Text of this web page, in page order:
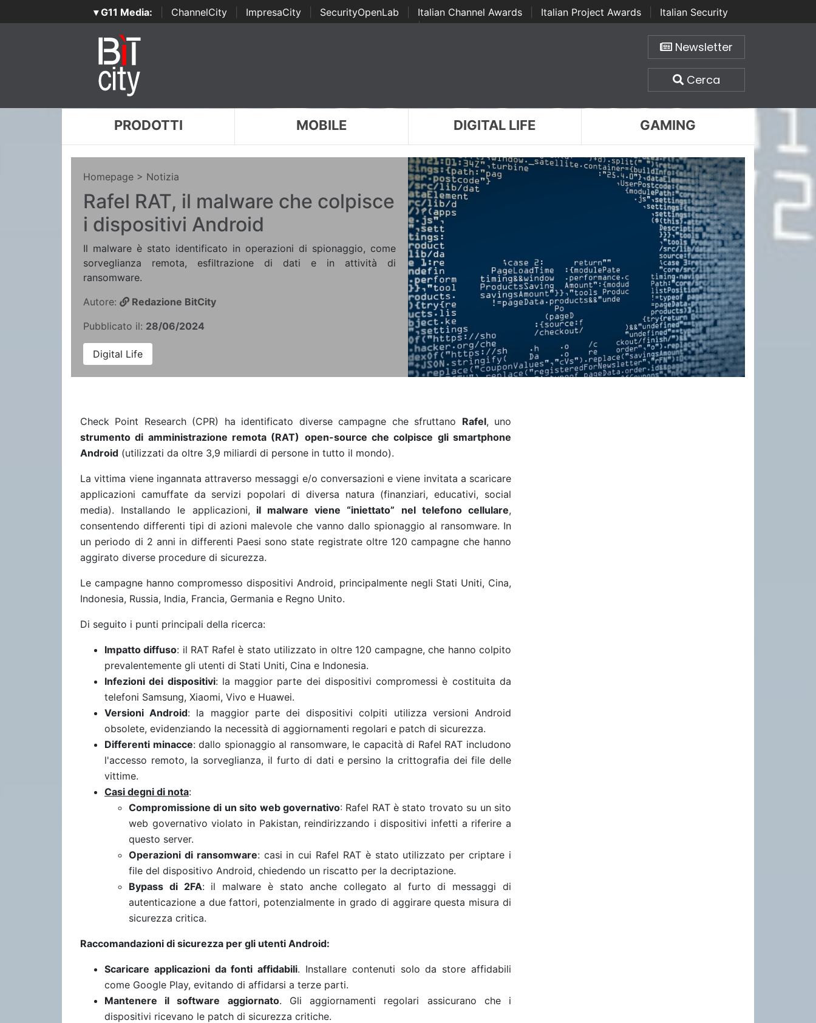
▾ G11 Media: ChannelCity ImpresaCity SecurityOpenLab Italian Channel Awards Italian Project Awards
Italian Security
Awards | ...
Newsletter
Cerca
PRODOTTI MOBILE DIGITAL LIFE GAMING
Homepage > Notizia
Rafel RAT, il malware che colpisce
i dispositivi Android
Il malware è stato identificato in operazioni di spionaggio, come
sorveglianza remota, esfiltrazione di dati e in attività di
ransomware.
Autore:
Redazione BitCity
Pubblicato il: 28/06/2024
Digital Life
Check Point Research (CPR) ha identificato diverse campagne che sfruttano Rafel, uno
strumento di amministrazione remota (RAT) open-source che colpisce gli smartphone
Android (utilizzati da oltre 3,9 miliardi di persone in tutto il mondo).
La vittima viene ingannata attraverso messaggi e/o conversazioni e viene invitata a scaricare
applicazioni camuffate da servizi popolari di diversa natura (finanziari, educativi, social
media). Installando le applicazioni, il malware viene “iniettato” nel telefono cellulare,
consentendo differenti tipi di azioni malevole che vanno dallo spionaggio al ransomware. In
un periodo di 2 anni in differenti Paesi sono state registrate oltre 120 campagne che hanno
aggirato diverse procedure di sicurezza.
Le campagne hanno compromesso dispositivi Android, principalmente negli Stati Uniti, Cina,
Indonesia, Russia, India, Francia, Germania e Regno Unito.
Di seguito i punti principali della ricerca:
Impatto diffuso: il RAT Rafel è stato utilizzato in oltre 120 campagne, che hanno colpito
prevalentemente gli utenti di Stati Uniti, Cina e Indonesia.
Infezioni dei dispositivi: la maggior parte dei dispositivi compromessi è costituita da
telefoni Samsung, Xiaomi, Vivo e Huawei.
Versioni Android: la maggior parte dei dispositivi colpiti utilizza versioni Android
obsolete, evidenziando la necessità di aggiornamenti regolari e patch di sicurezza.
Differenti minacce: dallo spionaggio al ransomware, le capacità di Rafel RAT includono
l'accesso remoto, la sorveglianza, il furto di dati e persino la crittografia dei file delle
vittime.
Casi degni di nota:
Compromissione di un sito web governativo: Rafel RAT è stato trovato su un sito
web governativo violato in Pakistan, reindirizzando i dispositivi infetti a riferire a
questo server.
Operazioni di ransomware: casi in cui Rafel RAT è stato utilizzato per criptare i
file del dispositivo Android, chiedendo un riscatto per la decriptazione.
Bypass di 2FA: il malware è stato anche collegato al furto di messaggi di
autenticazione a due fattori, potenzialmente in grado di aggirare questa misura di
sicurezza critica.
Raccomandazioni di sicurezza per gli utenti Android:
Scaricare applicazioni da fonti affidabili. Installare contenuti solo da store affidabili
come Google Play, evitando di affidarsi a terze parti.
Mantenere il software aggiornato. Gli aggiornamenti regolari assicurano che i
dispositivi ricevano le patch di sicurezza critiche.